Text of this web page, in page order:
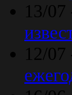
13/07
12/07